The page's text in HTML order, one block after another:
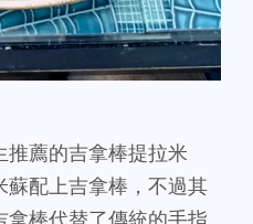
薦的吉拿棒提拉米
配上吉拿棒，不過其
棒代替了傳統的手指